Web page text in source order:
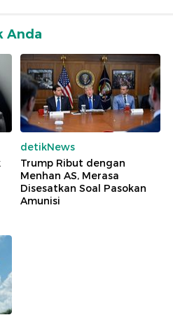
Anda
detikNews
Trump Ribut dengan
Menhan AS, Merasa
Disesatkan Soal Pasokan
Amunisi